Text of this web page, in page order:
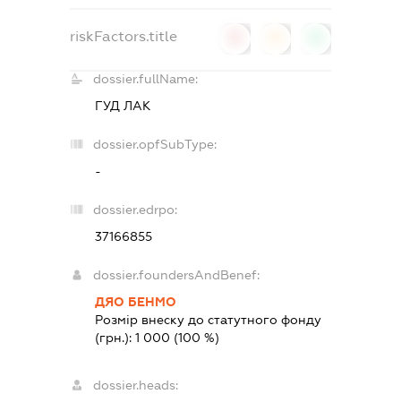
riskFactors.title
dossier.fullName:
ГУД ЛАК
dossier.opfSubType:
-
dossier.edrpo:
37166855
dossier.foundersAndBenef:
ДЯО БЕНМО
Розмір внеску до статутного фонду
(грн.):1 000 (100 %)
dossier.heads: